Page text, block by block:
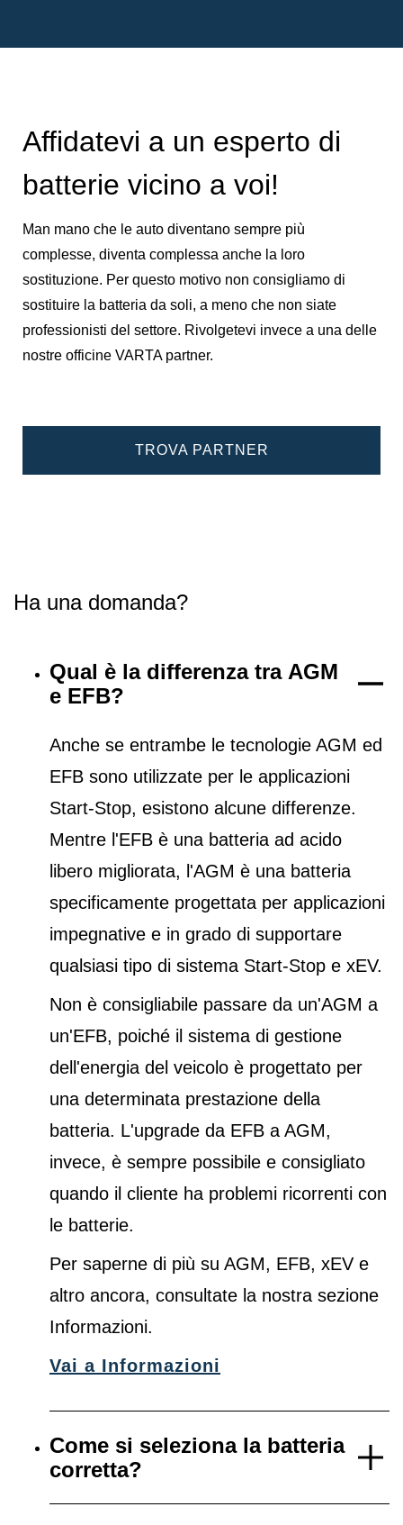
Affidatevi a un esperto di
batterie vicino a voi!
Man mano che le auto diventano sempre più
complesse, diventa complessa anche la loro
sostituzione. Per questo motivo non consigliamo di
sostituire la batteria da soli, a meno che non siate
professionisti del settore. Rivolgetevi invece a una delle
nostre officine VARTA partner.
TROVA PARTNER
Ha una domanda?
Qual è la differenza tra AGM
e EFB?
Anche se entrambe le tecnologie AGM ed
EFB sono utilizzate per le applicazioni
Start-Stop, esistono alcune differenze.
Mentre l'EFB è una batteria ad acido
libero migliorata, l'AGM è una batteria
specificamente progettata per applicazioni
impegnative e in grado di supportare
qualsiasi tipo di sistema Start-Stop e xEV.
Non è consigliabile passare da un'AGM a
un'EFB, poiché il sistema di gestione
dell'energia del veicolo è progettato per
una determinata prestazione della
batteria. L'upgrade da EFB a AGM,
invece, è sempre possibile e consigliato
quando il cliente ha problemi ricorrenti con
le batterie.
Per saperne di più su AGM, EFB, xEV e
altro ancora, consultate la nostra sezione
Informazioni.
Vai a Informazioni
Come si seleziona la batteria
corretta?